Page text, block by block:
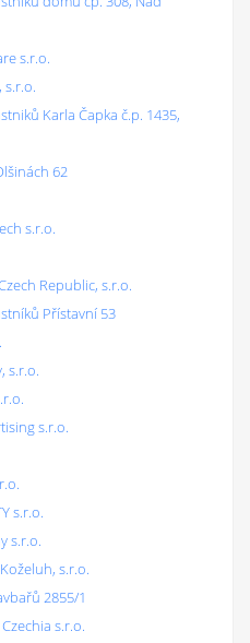
s.r.o.
s.r.o.
Karla Čapka č.p. 1435,
62
s.r.o.
Republic, s.r.o.
Přístavní 53
s.r.o.
s.r.o.
s.r.o.
s.r.o.
s.r.o.
2855/1
s.r.o.